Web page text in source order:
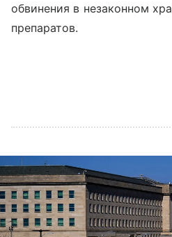
обвинения в незаконном
препаратов.